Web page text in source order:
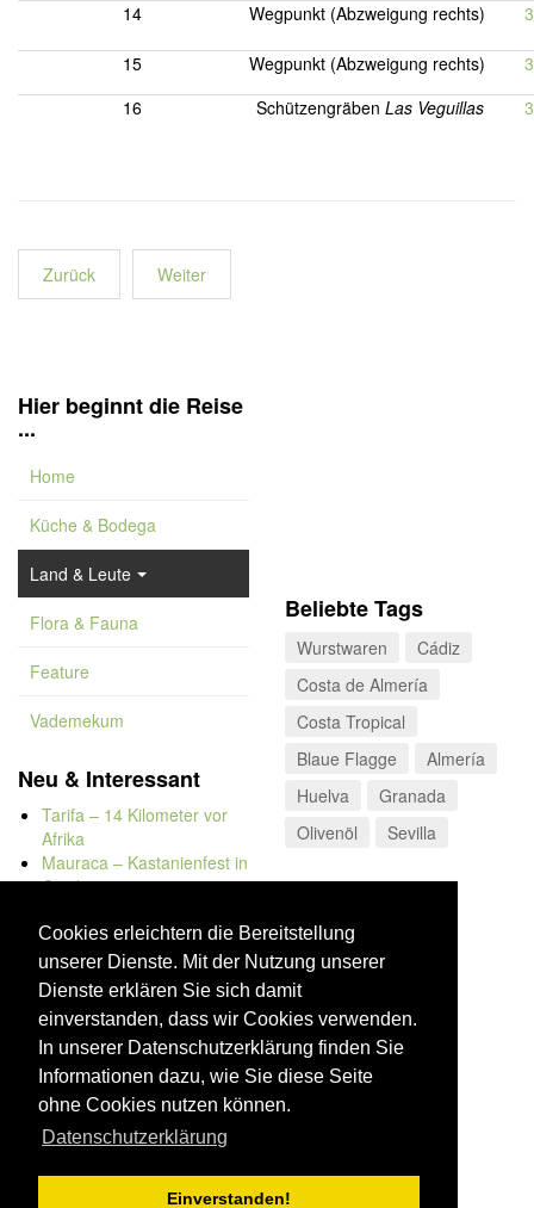
Cookies erleichtern die Bereitstellung
unserer Dienste. Mit der Nutzung unserer
Dienste erklären Sie sich damit
einverstanden, dass wir Cookies verwenden.
In unserer Datenschutzerklärung finden Sie
Informationen dazu, wie Sie diese Seite
ohne Cookies nutzen können.
Datenschutzerklärung
Einverstanden!
14 Wegpunkt (Abzweigung rechts)
15 Wegpunkt (Abzweigung rechts)
16
Schützengräben Las Veguillas
Zurück Weiter
Hier beginnt die Reise
...
Home
Küche & Bodega
Land & Leute
Flora & Fauna
Feature
Vademekum
Neu & Interessant
Tarifa – 14 Kilometer vor
Afrika
Mauraca – Kastanienfest in
Capileira
Bolonia
Kap Trafalgar
Düne von Bolonia
Beliebte Tags
Wurstwaren
Cádiz
Costa de Almería
Costa Tropical
Blaue Flagge
Almería
Huelva
Granada
Olivenöl
Sevilla